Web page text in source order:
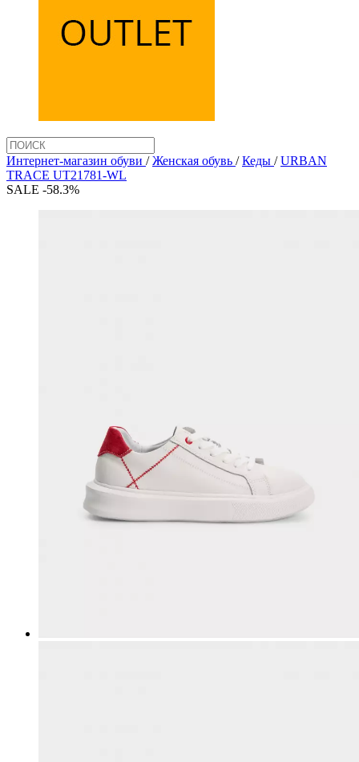
Интернет-магазин обуви /Женская обувь /Кеды /URBAN
TRACE UT21781-WL
SALE -58.3%